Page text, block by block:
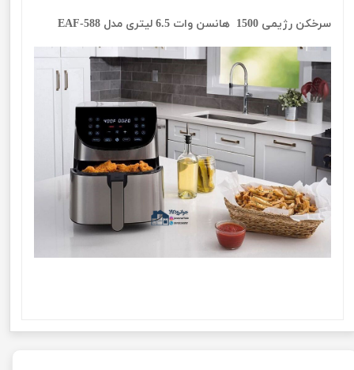
سرخکن رژیمی 1500 هانسن وات 6.5 لیتری مدل EAF-588